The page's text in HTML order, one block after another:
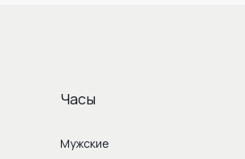
Часы
Мужские